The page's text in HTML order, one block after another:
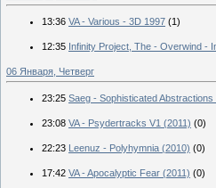
13:36 VA - Various - 3D 1997 (1)
12:35 Infinity Project, The - Overwind -
06 Января, Четверг
23:25 Saeg - Sophisticated Abstractions
23:08 VA - Psydertracks V1 (2011) (0)
22:23 Leenuz - Polyhymnia (2010) (0)
17:42 VA - Apocalyptic Fear (2011) (0)